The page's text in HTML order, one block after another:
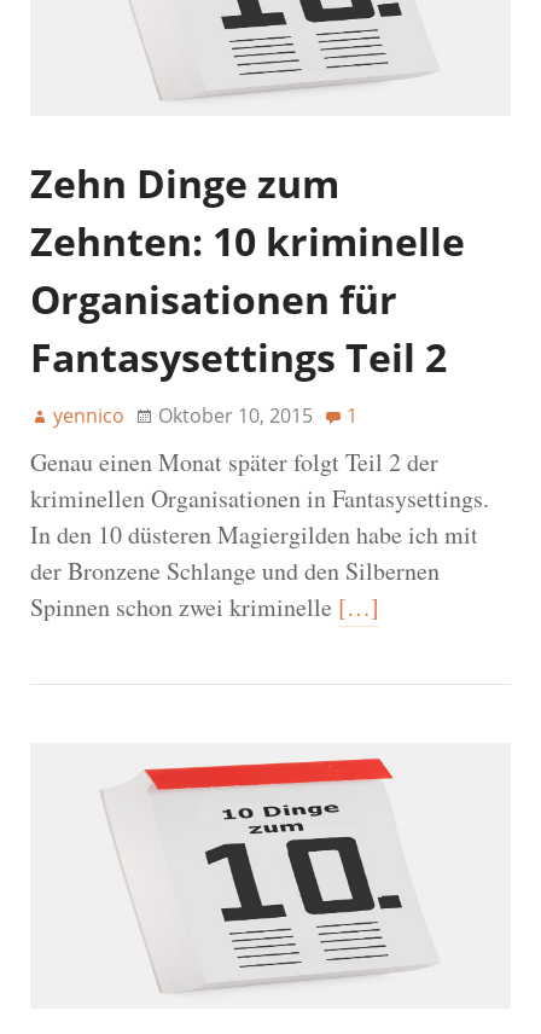
Zehn Dinge zum
Zehnten: 10 kriminelle
Organisationen für
Fantasysettings Teil 2
yennico Oktober 10, 2015 1
Genau einen Monat später folgt Teil 2 der
kriminellen Organisationen in Fantasysettings.
In den 10 düsteren Magiergilden habe ich mit
der Bronzene Schlange und den Silbernen
Spinnen schon zwei kriminelle […]